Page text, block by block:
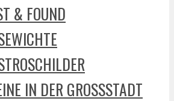
& FOUND
IN DER GROSSSTADT